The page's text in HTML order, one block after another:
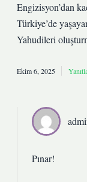
Engizisyon’dan
Türkiye’de
Yahudileri
Ekim 6, 2025
Pınar!